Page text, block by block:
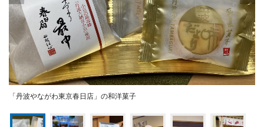
「丹波やながわ東京春日店」の和洋菓子